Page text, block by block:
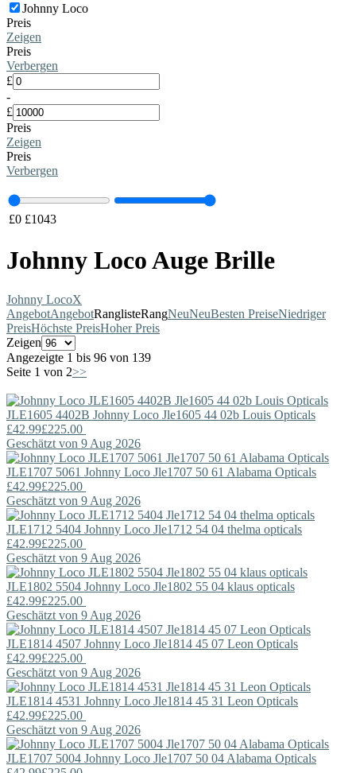
Johnny Loco
Preis
Zeigen
Preis
Verbergen
£
-
£
Preis
Zeigen
Preis
Verbergen
£0 £1043
Johnny Loco Auge Brille
Johnny LocoX
AngebotAngebotRanglisteRangNeuNeuBesten PreiseNiedriger
PreisHöchste PreisHoher Preis
Zeigen
Angezeigte 1 bis 96 von 139
Seite 1 von 2>>
JLE1605 4402B Johnny Loco Jle1605 44 02b Louis Opticals
£42.99£225.00
Geschätzt von 9 Aug 2026
JLE1707 5061 Johnny Loco Jle1707 50 61 Alabama Opticals
£42.99£225.00
Geschätzt von 9 Aug 2026
JLE1712 5404 Johnny Loco Jle1712 54 04 thelma opticals
£42.99£225.00
Geschätzt von 9 Aug 2026
JLE1802 5504 Johnny Loco Jle1802 55 04 klaus opticals
£42.99£225.00
Geschätzt von 9 Aug 2026
JLE1814 4507 Johnny Loco Jle1814 45 07 Leon Opticals
£42.99£225.00
Geschätzt von 9 Aug 2026
JLE1814 4531 Johnny Loco Jle1814 45 31 Leon Opticals
£42.99£225.00
Geschätzt von 9 Aug 2026
JLE1707 5004 Johnny Loco Jle1707 50 04 Alabama Opticals